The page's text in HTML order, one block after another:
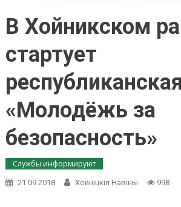
В Хойникском
стартует
«Молодёжь за
безопасность»
Службы информируют
21.09.2018 Хойнiцкiя Навiны 998